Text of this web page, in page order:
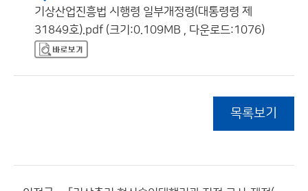
기상산업진흥법 시행령 일부개정령(대통령령 제
31849호).pdf (크기:0.109MB , 다운로드:1076)
목록보기